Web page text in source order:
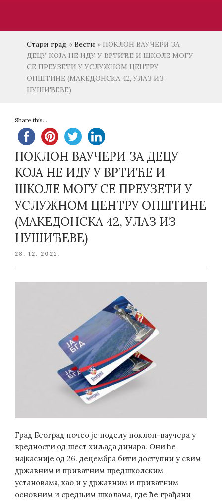
Стари град » Вести » ПОКЛОН ВАУЧЕРИ ЗА
ДЕЦУ КОЈА НЕ ИДУ У ВРТИЋЕ И ШКОЛЕ МОГУ
СЕ ПРЕУЗЕТИ У УСЛУЖНОМ ЦЕНТРУ
ОПШТИНЕ (МАКЕДОНСКА 42, УЛАЗ ИЗ
НУШИЋЕВЕ)
Share this...
ПОКЛОН ВАУЧЕРИ ЗА ДЕЦУ
КОЈА НЕ ИДУ У ВРТИЋЕ И
ШКОЛЕ МОГУ СЕ ПРЕУЗЕТИ У
УСЛУЖНОМ ЦЕНТРУ ОПШТИНЕ
(МАКЕДОНСКА 42, УЛАЗ ИЗ
НУШИЋЕВЕ)
POSTED
28. 12. 2022.
Град Београд почео је поделу поклон-ваучера у
вредности од шест хиљада динара. Они ће
најкасније од 26. децембра бити доступни у свим
државним и приватним предшколским
установама, као и у државним и приватним
основним и средњим школама, где ће грађани